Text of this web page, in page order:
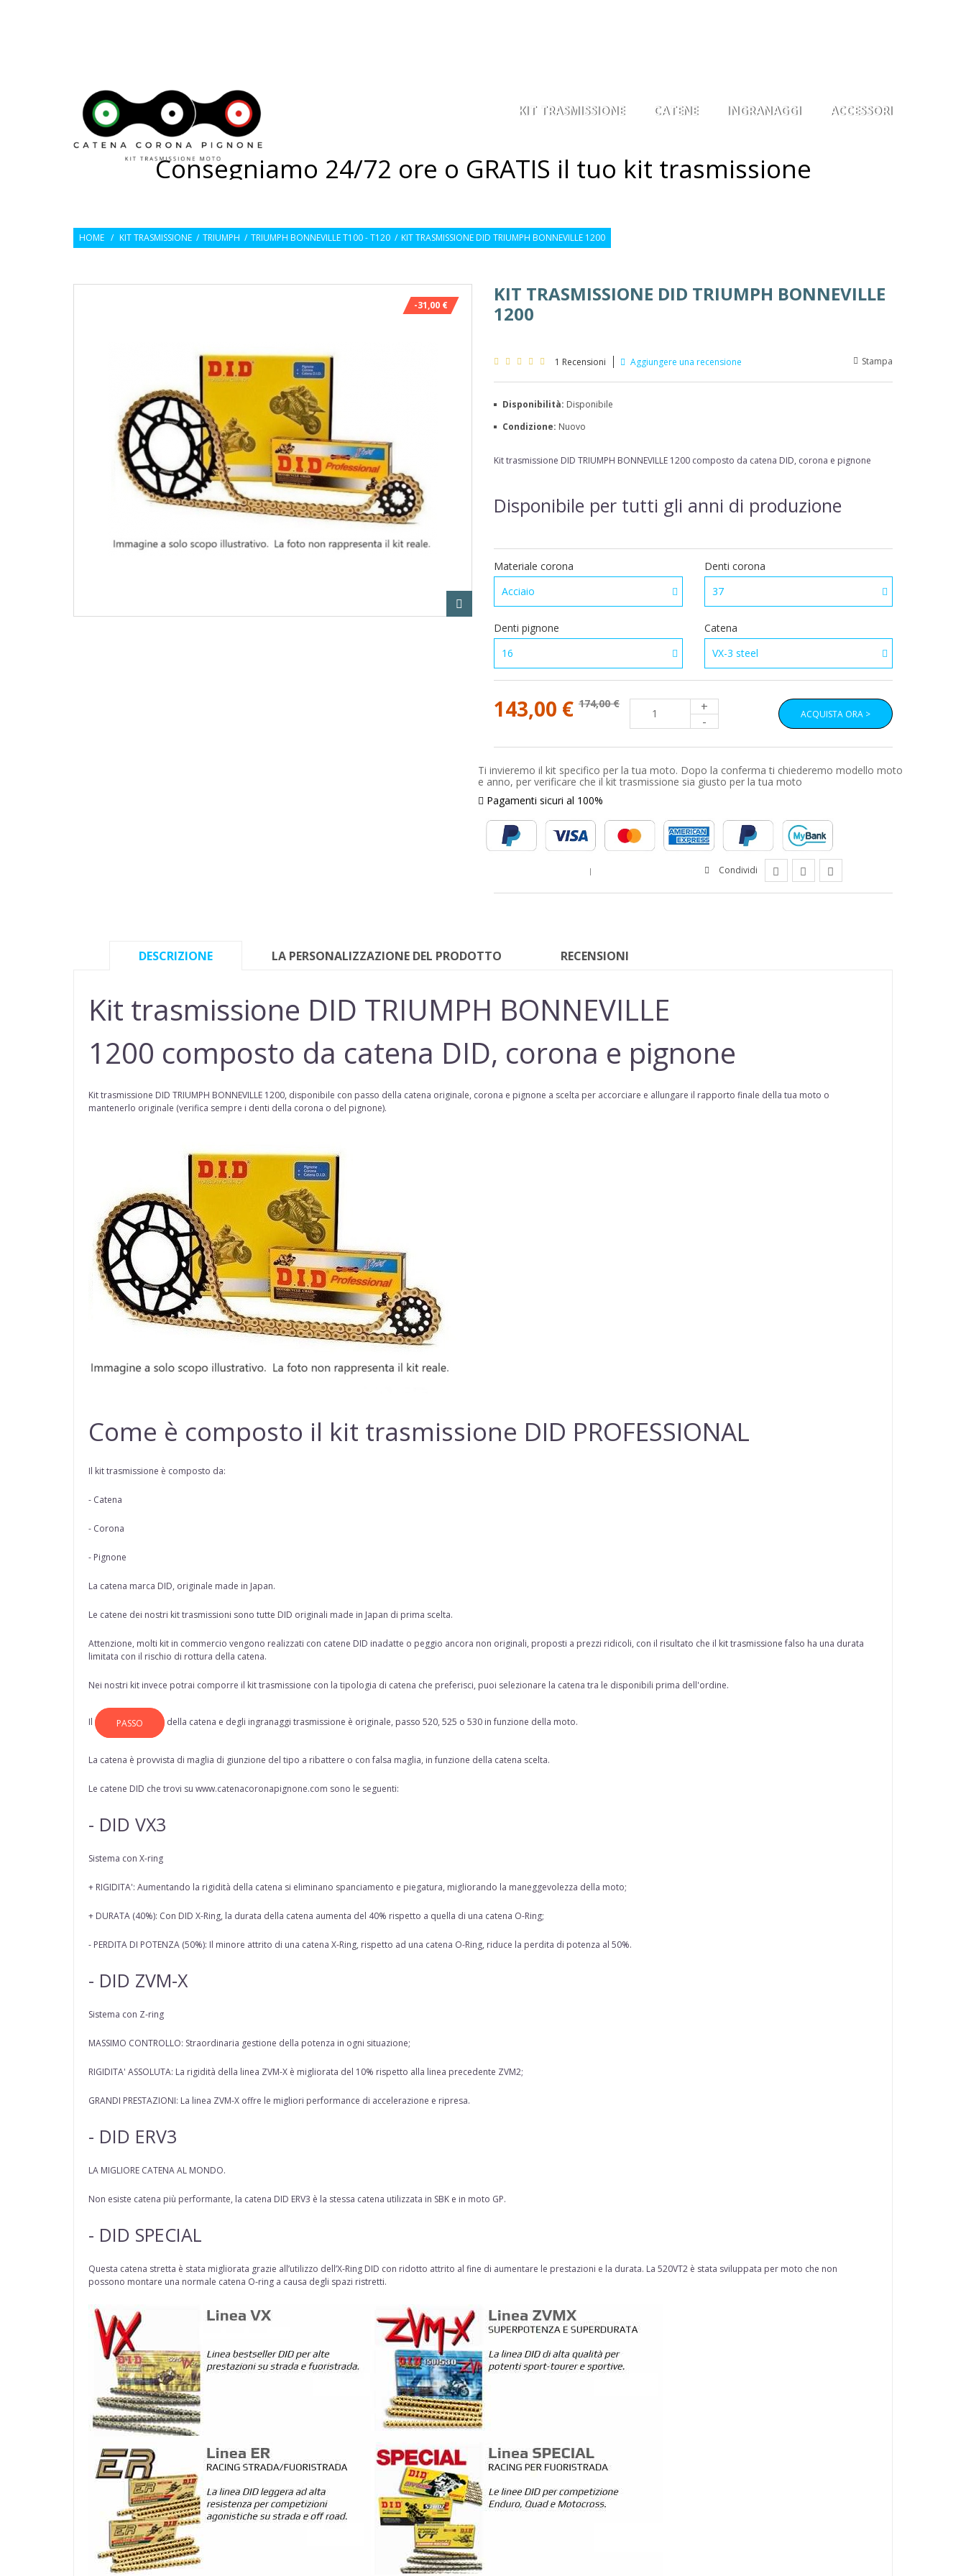
KIT TRASMISSIONE CATENE INGRANAGGI ACCESSORI
Consegniamo 24/72 ore o GRATIS il tuo kit trasmissione
HOME / KIT TRASMISSIONE / TRIUMPH / TRIUMPH BONNEVILLE T100 - T120 / KIT TRASMISSIONE DID TRIUMPH BONNEVILLE 1200
-31,00 €
KIT TRASMISSIONE DID TRIUMPH BONNEVILLE
1200
1 Recensioni Aggiungere una recensione Stampa
Disponibilità: Disponibile
Condizione: Nuovo
Kit trasmissione DID TRIUMPH BONNEVILLE 1200 composto da catena DID, corona e pignone
Disponibile per tutti gli anni di produzione
Materiale corona
Acciaio
Denti corona
37
Denti pignone
16
Catena
VX-3 steel
143,00 € 174,00 €
+
-
ACQUISTA ORA >
Ti invieremo il kit specifico per la tua moto. Dopo la conferma ti chiederemo modello moto
e anno, per verificare che il kit trasmissione sia giusto per la tua moto
Pagamenti sicuri al 100%
Condividi
DESCRIZIONE LA PERSONALIZZAZIONE DEL PRODOTTO RECENSIONI
Kit trasmissione DID TRIUMPH BONNEVILLE
1200 composto da catena DID, corona e pignone
Kit trasmissione DID TRIUMPH BONNEVILLE 1200, disponibile con passo della catena originale, corona e pignone a scelta per accorciare e allungare il rapporto finale della tua moto o
mantenerlo originale (verifica sempre i denti della corona o del pignone).
Come è composto il kit trasmissione DID PROFESSIONAL
Il kit trasmissione è composto da:
- Catena
- Corona
- Pignone
La catena marca DID, originale made in Japan.
Le catene dei nostri kit trasmissioni sono tutte DID originali made in Japan di prima scelta.
Attenzione, molti kit in commercio vengono realizzati con catene DID inadatte o peggio ancora non originali, proposti a prezzi ridicoli, con il risultato che il kit trasmissione falso ha una durata
limitata con il rischio di rottura della catena.
Nei nostri kit invece potrai comporre il kit trasmissione con la tipologia di catena che preferisci, puoi selezionare la catena tra le disponibili prima dell'ordine.
Il PASSO della catena e degli ingranaggi trasmissione è originale, passo 520, 525 o 530 in funzione della moto.
La catena è provvista di maglia di giunzione del tipo a ribattere o con falsa maglia, in funzione della catena scelta.
Le catene DID che trovi su www.catenacoronapignone.com sono le seguenti:
- DID VX3
Sistema con X-ring
+ RIGIDITA': Aumentando la rigidità della catena si eliminano spanciamento e piegatura, migliorando la maneggevolezza della moto;
+ DURATA (40%): Con DID X-Ring, la durata della catena aumenta del 40% rispetto a quella di una catena O-Ring;
- PERDITA DI POTENZA (50%): Il minore attrito di una catena X-Ring, rispetto ad una catena O-Ring, riduce la perdita di potenza al 50%.
- DID ZVM-X
Sistema con Z-ring
MASSIMO CONTROLLO: Straordinaria gestione della potenza in ogni situazione;
RIGIDITA' ASSOLUTA: La rigidità della linea ZVM-X è migliorata del 10% rispetto alla linea precedente ZVM2;
GRANDI PRESTAZIONI: La linea ZVM-X offre le migliori performance di accelerazione e ripresa.
- DID ERV3
LA MIGLIORE CATENA AL MONDO.
Non esiste catena più performante, la catena DID ERV3 è la stessa catena utilizzata in SBK e in moto GP.
- DID SPECIAL
Questa catena stretta è stata migliorata grazie all’utilizzo dell’X-Ring DID con ridotto attrito al fine di aumentare le prestazioni e la durata. La 520VT2 è stata sviluppata per moto che non
possono montare una normale catena O-ring a causa degli spazi ristretti.